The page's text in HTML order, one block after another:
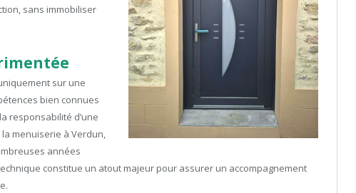
sans immobiliser
sur une
bien connues
responsabilité d’une
menuiserie à Verdun,
années
constitue un atout majeur pour assurer un accompagnement